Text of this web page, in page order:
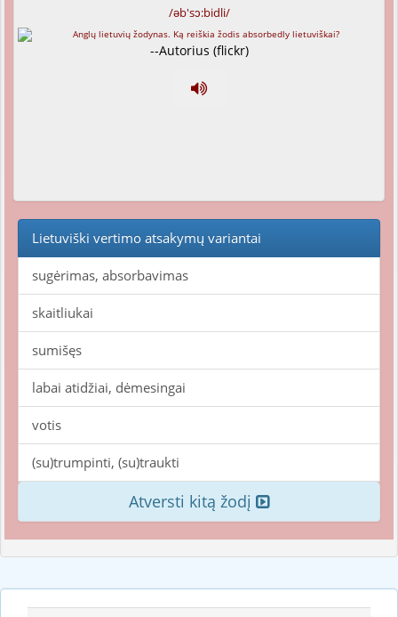
/əb'sɔ:bidli/
--Autorius (flickr)
Lietuviški vertimo atsakymų variantai
sugėrimas, absorbavimas
skaitliukai
sumišęs
labai atidžiai, dėmesingai
votis
(su)trumpinti, (su)traukti
Atversti kitą žodį